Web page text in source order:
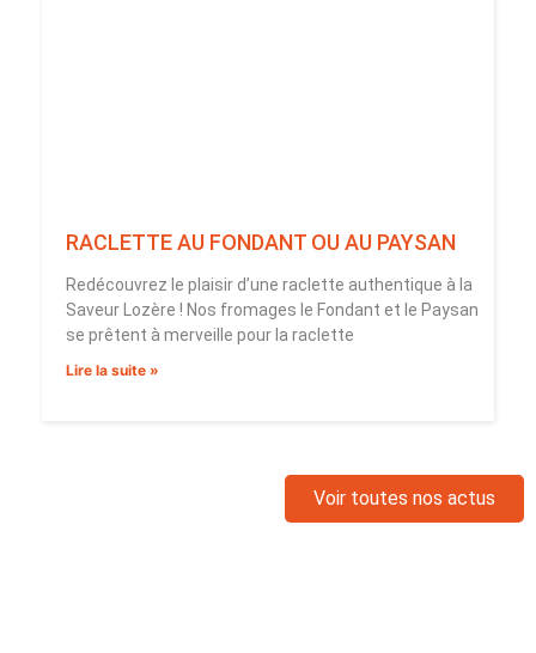
RACLETTE AU FONDANT OU AU PAYSAN
Redécouvrez le plaisir d’une raclette authentique à la
Saveur Lozère ! Nos fromages le Fondant et le Paysan
se prêtent à merveille pour la raclette
Lire la suite »
Voir toutes nos actus